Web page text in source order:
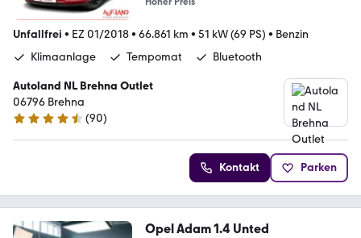
Unfallfrei • EZ 01/2018• 66.861 km • 51 kW (69 PS) • Benzin
Klimaanlage
Tempomat Bluetooth
Autoland NL Brehna Outlet
06796 Brehna
4.3 Sterne
(90)
Kontakt Parken
Opel Adam 1.4 Unted